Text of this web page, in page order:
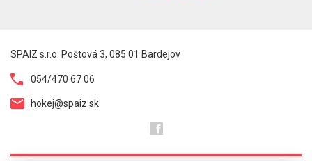
SPAIZ s.r.o. Poštová 3, 085 01 Bardejov
054/470 67 06
hokej@spaiz.sk